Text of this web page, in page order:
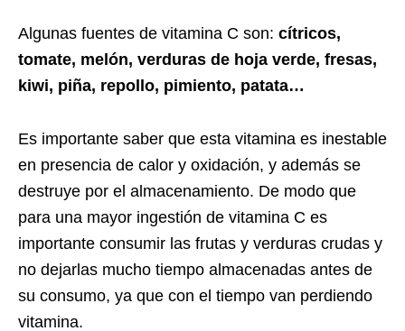
Algunas fuentes de vitamina C son: cítricos,
tomate, melón, verduras de hoja verde, fresas,
kiwi, piña, repollo, pimiento, patata…
Es importante saber que esta vitamina es inestable
en presencia de calor y oxidación, y además se
destruye por el almacenamiento. De modo que
para una mayor ingestión de vitamina C es
importante consumir las frutas y verduras crudas y
no dejarlas mucho tiempo almacenadas antes de
su consumo, ya que con el tiempo van perdiendo
vitamina.